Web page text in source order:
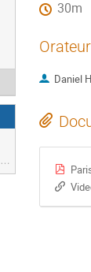
30m
Orateur
Daniel